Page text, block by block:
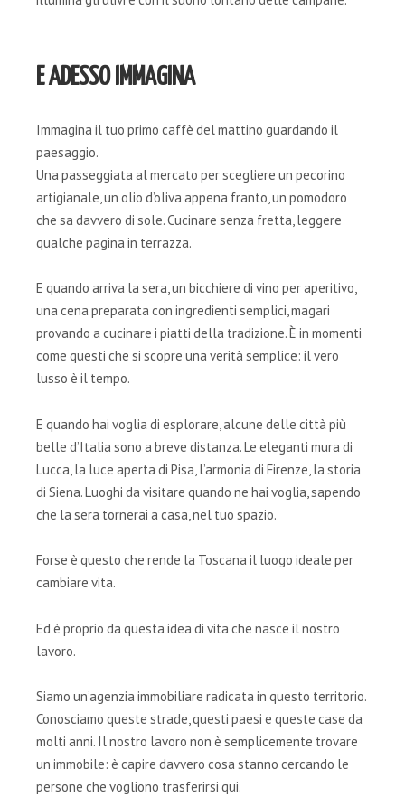
E ADESSO IMMAGINA
Immagina il tuo primo caffè del mattino guardando il
paesaggio.
Una passeggiata al mercato per scegliere un pecorino
artigianale, un olio d’oliva appena franto, un pomodoro
che sa davvero di sole. Cucinare senza fretta, leggere
qualche pagina in terrazza.
E quando arriva la sera, un bicchiere di vino per aperitivo,
una cena preparata con ingredienti semplici, magari
provando a cucinare i piatti della tradizione. È in momenti
come questi che si scopre una verità semplice: il vero
lusso è il tempo.
E quando hai voglia di esplorare, alcune delle città più
belle d’Italia sono a breve distanza. Le eleganti mura di
Lucca, la luce aperta di Pisa, l’armonia di Firenze, la storia
di Siena. Luoghi da visitare quando ne hai voglia, sapendo
che la sera tornerai a casa, nel tuo spazio.
Forse è questo che rende la Toscana il luogo ideale per
cambiare vita.
Ed è proprio da questa idea di vita che nasce il nostro
lavoro.
Siamo un’agenzia immobiliare radicata in questo territorio.
Conosciamo queste strade, questi paesi e queste case da
molti anni. Il nostro lavoro non è semplicemente trovare
un immobile: è capire davvero cosa stanno cercando le
persone che vogliono trasferirsi qui.